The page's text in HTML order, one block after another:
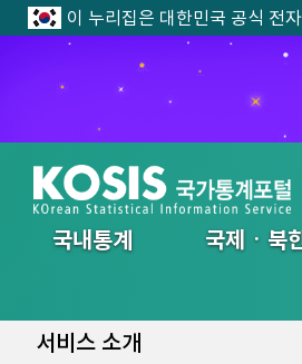
이 누리집은 대한민국 공식 전
국내통계 국제ㆍ북
서비스 소개